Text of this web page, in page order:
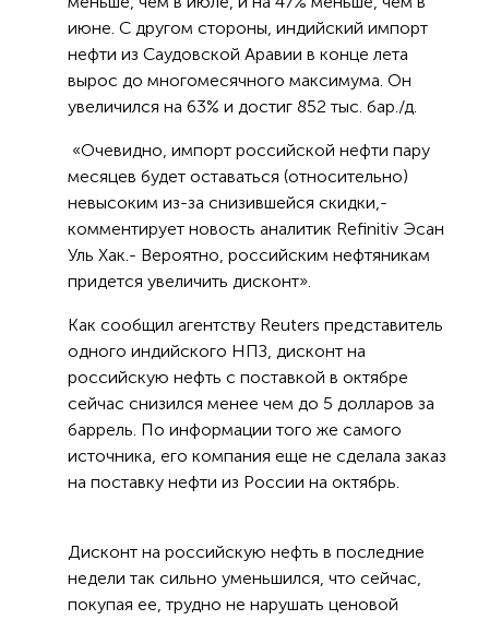
июне. С другом стороны, индийский импорт
нефти из Саудовской Аравии в конце лета
вырос до многомесячного максимума. Он
увеличился на 63% и достиг 852 тыс. бар./д.
«Очевидно, импорт российской нефти пару
месяцев будет оставаться (относительно)
невысоким из-за снизившейся скидки,-
комментирует новость аналитик Refinitiv Эсан
Уль Хак.- Вероятно, российским нефтяникам
придется увеличить дисконт».
Как сообщил агентству Reuters представитель
одного индийского НПЗ, дисконт на
российскую нефть с поставкой в октябре
сейчас снизился менее чем до 5 долларов за
баррель. По информации того же самого
источника, его компания еще не сделала заказ
на поставку нефти из России на октябрь.
Дисконт на российскую нефть в последние
недели так сильно уменьшился, что сейчас,
покупая ее, трудно не нарушать ценовой